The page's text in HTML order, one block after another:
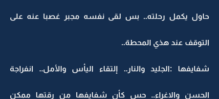
حاول يكمل رحلته.. بس لقى نفسه مجبر غصبا عنه على
التوقف عند هذي المحطة..
شفايفها :الجليد والنار.. إلتقاء اليأس والأمل.. انفراجة
الحسن والاغراء.. حس كأن شفايفها من رقتها ممكن